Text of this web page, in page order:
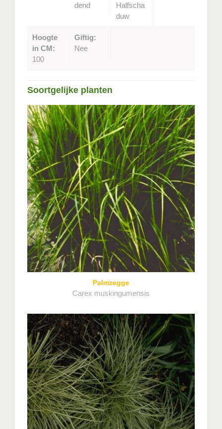
dend
Halfscha
duw
Hoogte
in CM:
100
Giftig:
Nee
Soortgelijke planten
Palmzegge
Carex muskingumensis